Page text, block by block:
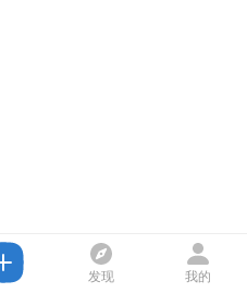
发现 我的